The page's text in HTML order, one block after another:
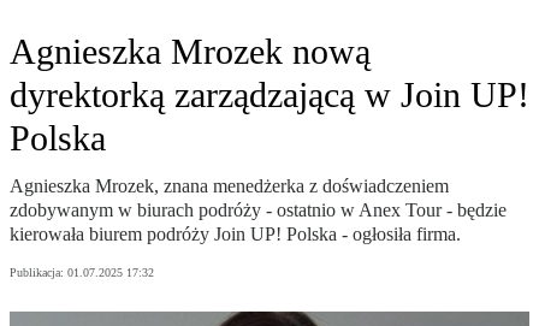
Agnieszka Mrozek nową
dyrektorką zarządzającą w Join UP!
Polska
Agnieszka Mrozek, znana menedżerka z doświadczeniem
zdobywanym w biurach podróży - ostatnio w Anex Tour - będzie
kierowała biurem podróży Join UP! Polska - ogłosiła firma.
Publikacja: 01.07.2025 17:32